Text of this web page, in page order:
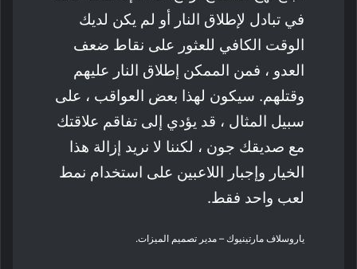
في تبادل لإطلاق النار أو لم يكن لديك
الوقت الكافي للعثور على نقاط ضعف
العدو ، فمن الممكن إطلاق النار عليهم
وقتلهم. سيكون لهذا بعض العواقب ، على
سبيل المثال ، قد يؤدي إلى تفاقم علاقتك
مع صديقك جون ، لكننا لا نريد إزالة هذا
الخيار وإجبار اللاعبين على استخدام نمط
لعب واحد فقط.
ياروسلاف مارتينيوك – مدير تصميم الميزات.